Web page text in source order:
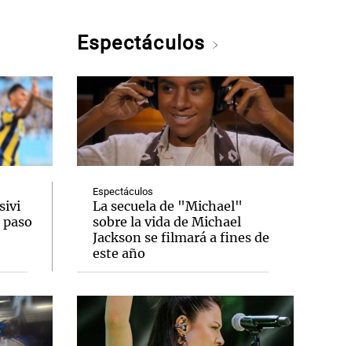
Espectáculos
Espectáculos
La secuela de "Michael"
sobre la vida de Michael
Jackson se filmará a fines de
este año